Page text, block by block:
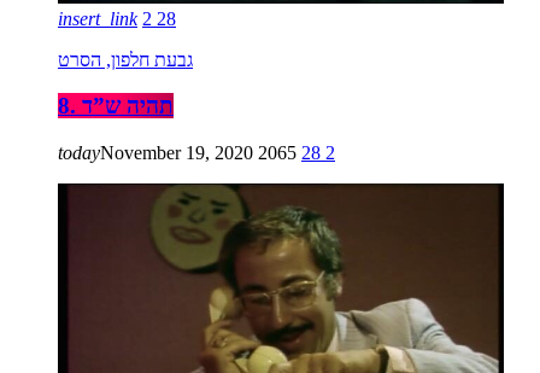
insert_link 2 28
גבעת חלפון, הסרט
8. תהיה ש”ד
todayNovember 19, 2020 2065 28 2